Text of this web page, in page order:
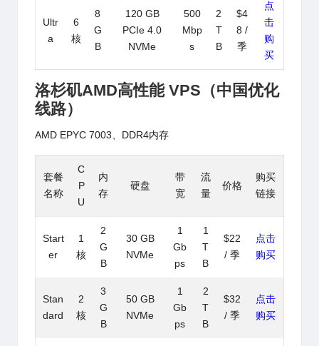
Ultr
a
6
核
8
G
B
120 GB
PCIe 4.0
NVMe
500
Mbp
s
2
T
B
$4
8 /
季
点
击
购
买
洛杉矶AMD高性能 VPS（中国优化
线路）
AMD EPYC 7003、DDR4内存
套餐
名称
C
P
U
内
存
硬盘
带
宽
流
量
价格
购买
链接
Start
er
1
核
2
G
B
30 GB
NVMe
1
Gb
ps
1
T
B
$22
/ 季
点击
购买
Stan
dard
2
核
3
G
B
50 GB
NVMe
1
Gb
ps
2
T
B
$32
/ 季
点击
购买